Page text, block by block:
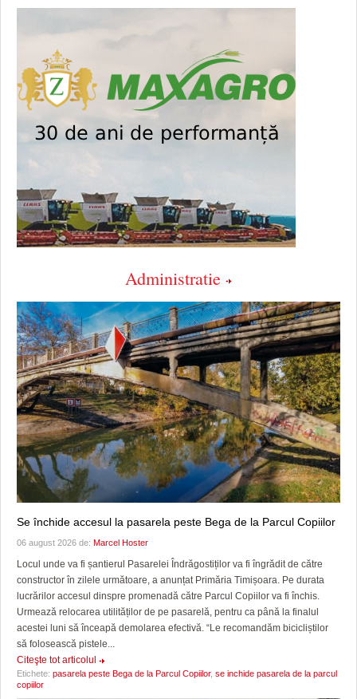
Administratie
Se închide accesul la pasarela peste Bega de la Parcul Copiilor
06 august 2026 de: Marcel Hoster
Locul unde va fi șantierul Pasarelei Îndrăgostiților va fi îngrădit de către
constructor în zilele următoare, a anunțat Primăria Timișoara. Pe durata
lucrărilor accesul dinspre promenadă către Parcul Copiilor va fi închis.
Urmează relocarea utilităților de pe pasarelă, pentru ca până la finalul
acestei luni să înceapă demolarea efectivă. “Le recomandăm bicicliștilor
să folosească pistele...
Citeşte tot articolul
Etichete: pasarela peste Bega de la Parcul Copiilor, se inchide pasarela de la parcul
copiilor